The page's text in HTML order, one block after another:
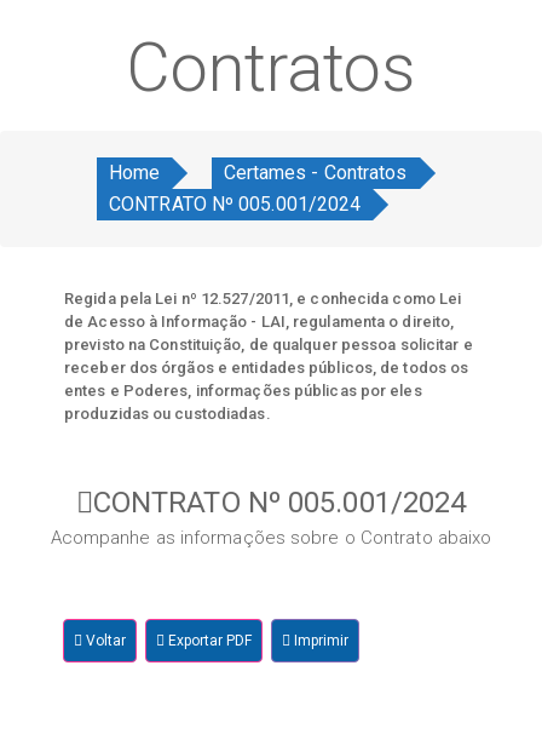
Contratos
Home
Certames - Contratos
CONTRATO Nº 005.001/2024
Regida pela Lei nº 12.527/2011, e conhecida como Lei
de Acesso à Informação - LAI, regulamenta o direito,
previsto na Constituição, de qualquer pessoa solicitar e
receber dos órgãos e entidades públicos, de todos os
entes e Poderes, informações públicas por eles
produzidas ou custodiadas.
CONTRATO Nº 005.001/2024
Acompanhe as informações sobre o Contrato abaixo
Voltar Exportar PDF Imprimir